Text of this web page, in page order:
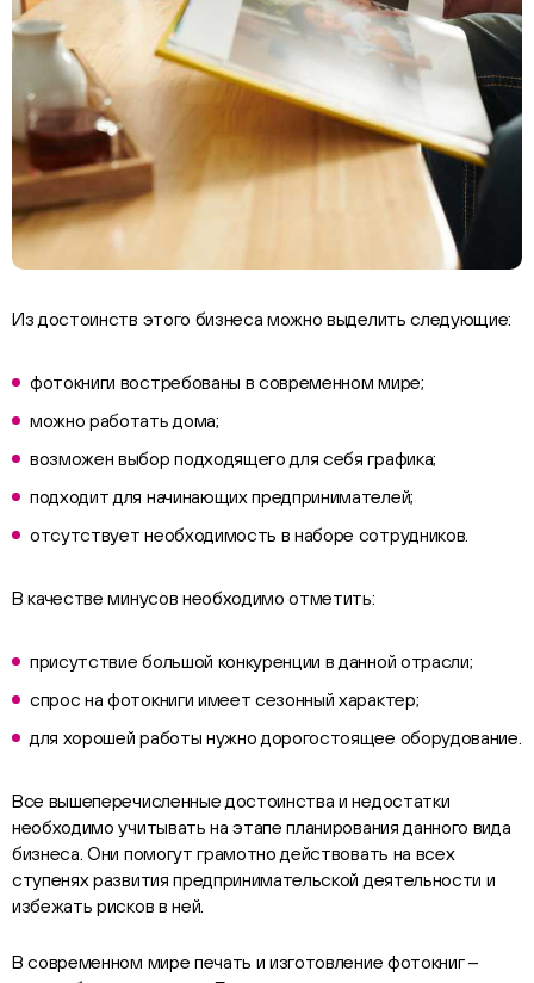
Из достоинств этого бизнеса можно выделить следующие:
фотокниги востребованы в современном мире;
можно работать дома;
возможен выбор подходящего для себя графика;
подходит для начинающих предпринимателей;
отсутствует необходимость в наборе сотрудников.
В качестве минусов необходимо отметить:
присутствие большой конкуренции в данной отрасли;
спрос на фотокниги имеет сезонный характер;
для хорошей работы нужно дорогостоящее оборудование.
Все вышеперечисленные достоинства и недостатки
необходимо учитывать на этапе планирования данного вида
бизнеса. Они помогут грамотно действовать на всех
ступенях развития предпринимательской деятельности и
избежать рисков в ней.
В современном мире печать и изготовление фотокниг –